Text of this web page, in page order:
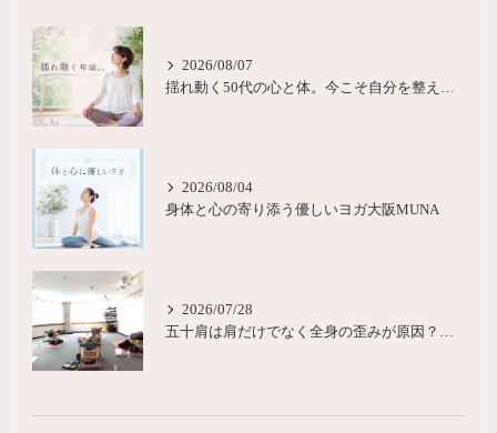
2026/08/07
揺れ動く50代の心と体。今こそ自分を整える時間を大阪
2026/08/04
身体と心の寄り添う優しいヨガ大阪MUNA
2026/07/28
五十肩は肩だけでなく全身の歪みが原因？城東区ヨガピラティス